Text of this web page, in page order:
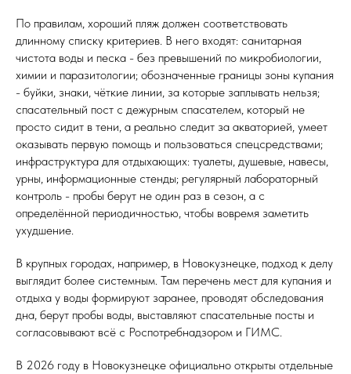
По правилам, хороший пляж должен соответствовать
длинному списку критериев. В него входят: санитарная
чистота воды и песка - без превышений по микробиологии,
химии и паразитологии; обозначенные границы зоны купания
- буйки, знаки, чёткие линии, за которые заплывать нельзя;
спасательный пост с дежурным спасателем, который не
просто сидит в тени, а реально следит за акваторией, умеет
оказывать первую помощь и пользоваться спецсредствами;
инфраструктура для отдыхающих: туалеты, душевые, навесы,
урны, информационные стенды; регулярный лабораторный
контроль - пробы берут не один раз в сезон, а с
определённой периодичностью, чтобы вовремя заметить
ухудшение.
В крупных городах, например, в Новокузнецке, подход к делу
выглядит более системным. Там перечень мест для купания и
отдыха у воды формируют заранее, проводят обследования
дна, берут пробы воды, выставляют спасательные посты и
согласовывают всё с Роспотребнадзором и ГИМС.
В 2026 году в Новокузнецке официально открыты отдельные